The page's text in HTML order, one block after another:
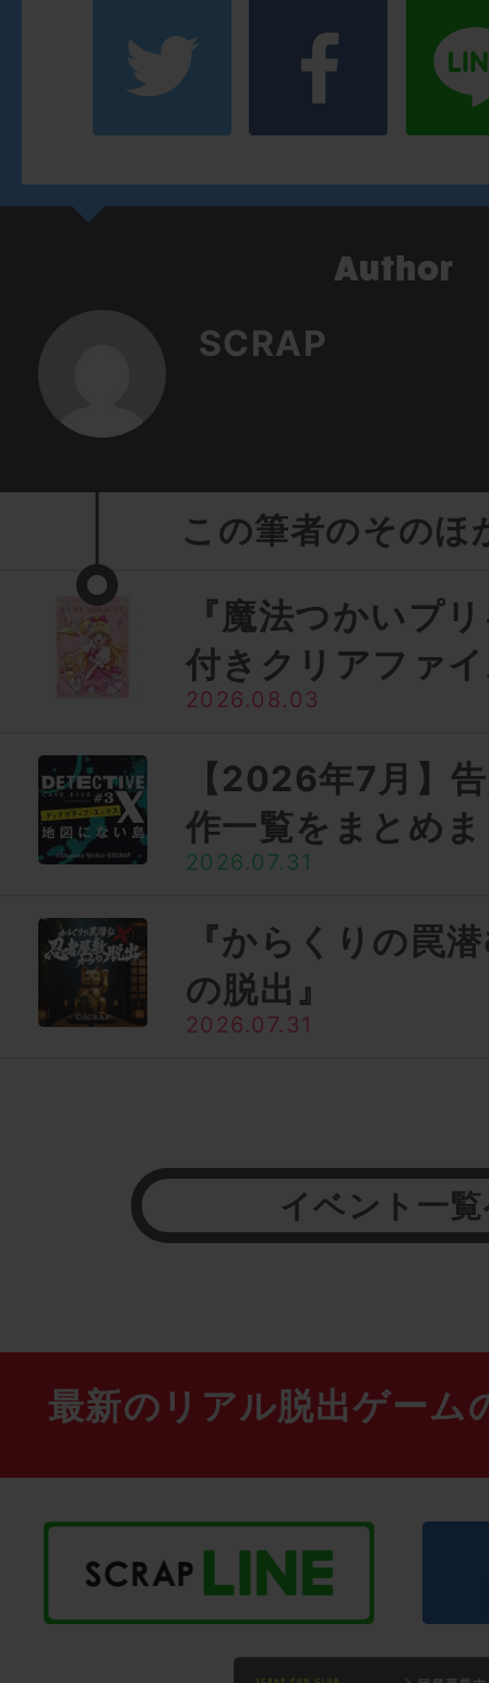
SCRAP
この筆者のそのほ
『魔法つかいプ
付きクリアファ
2026.08.03
【2026年7月】
作一覧をまとめ
2026.07.31
『からくりの罠
の脱出』
2026.07.31
イベント一
最新のリアル脱出ゲーム